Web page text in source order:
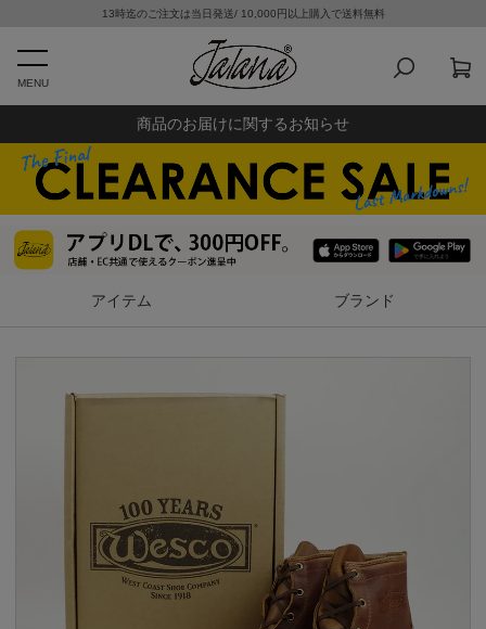
13時迄のご注文は当日発送/ 10,000円以上購入で送料無料
MENU
商品のお届けに関するお知らせ
アイテム ブランド